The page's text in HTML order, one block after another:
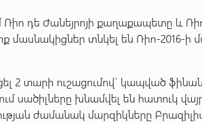
Ռիո դե Ժանեյրոյի քաղաքապետը և
տնկել են Ռիո-2016-ի
2 տարի ուշացումով` կապված
սածիլները խնամվել են հատուկ
ժամանակ մարզիկները